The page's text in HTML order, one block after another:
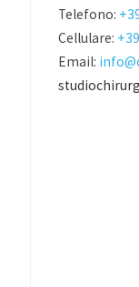
Telefono:
Cellulare:
Email: